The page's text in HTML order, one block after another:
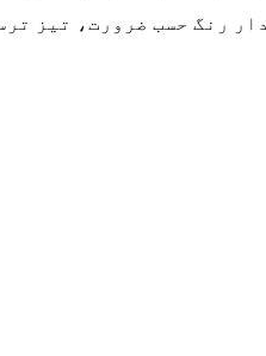
رنگ حسب ضرورت، تیز